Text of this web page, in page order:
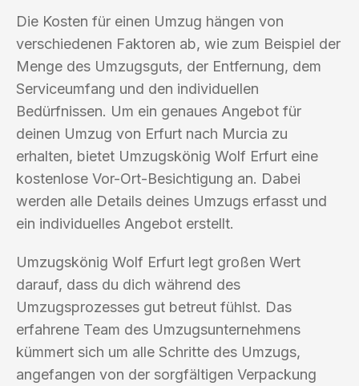
Die Kosten für einen Umzug hängen von
verschiedenen Faktoren ab, wie zum Beispiel der
Menge des Umzugsguts, der Entfernung, dem
Serviceumfang und den individuellen
Bedürfnissen. Um ein genaues Angebot für
deinen Umzug von Erfurt nach Murcia zu
erhalten, bietet Umzugskönig Wolf Erfurt eine
kostenlose Vor-Ort-Besichtigung an. Dabei
werden alle Details deines Umzugs erfasst und
ein individuelles Angebot erstellt.
Umzugskönig Wolf Erfurt legt großen Wert
darauf, dass du dich während des
Umzugsprozesses gut betreut fühlst. Das
erfahrene Team des Umzugsunternehmens
kümmert sich um alle Schritte des Umzugs,
angefangen von der sorgfältigen Verpackung